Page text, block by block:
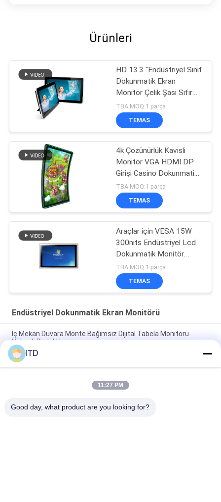
Ürünleri
HD 13.3 "Endüstriyel Sınıf
Dokunmatik Ekran
Monitör Çelik Şasi Sıfır
Çerçeve Tasarımı
TBA MOQ:1 parça
TEMAS
4k Çözünürlük Kavisli
Monitör VGA HDMI DP
Girişi Casino Dokunmatik
Ekran
TBA MOQ:1 parça
TEMAS
Araçlar için VESA 15W
300nits Endüstriyel Lcd
Dokunmatik Monitör
DC9-36V
TBA MOQ:1 parça
TEMAS
Endüstriyel Dokunmatik Ekran Monitörü
İç Mekan Duvara Monte Bağımsız Dijital Tabela Monitörü
Yüksek Parlaklık
10 Çoklu Dokunma Noktalı Gömülü Montajlı Endüstriyel
Dokunmatik Ekranlı Monitör
27" FHD dokunmatik ekranlı endüstriyel dokunmatik ekran IP65
ITD
11:27 PM
Good day, what product are you looking for?